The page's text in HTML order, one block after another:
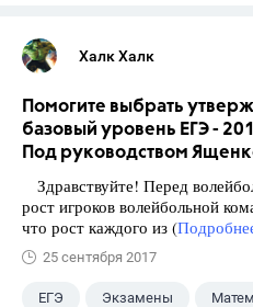
Халк Халк
Помогите выбрать
базовый уровень ЕГЭ -
Под руководством
Здравствуйте! Перед
рост игроков волейбольной
что рост каждого из (
25 сентября 2017
ЕГЭ Экзамены